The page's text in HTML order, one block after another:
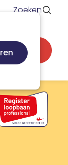
Word lid
Zoeken